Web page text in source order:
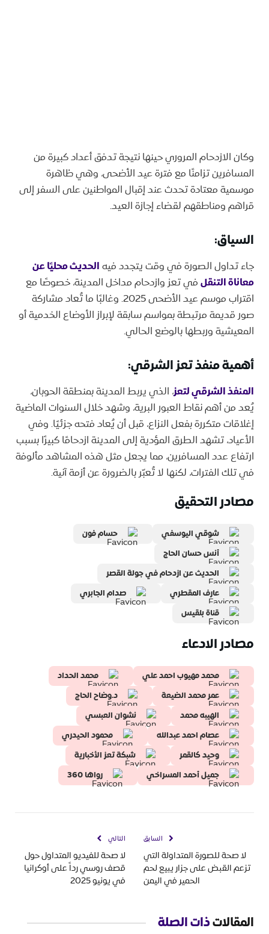
وكان الازدحام المروري حينها نتيجة تدفق أعداد كبيرة من
المسافرين تزامنًا مع فترة عيد الأضحى، وهي ظاهرة
موسمية معتادة تحدث عند إقبال المواطنين على السفر إلى
قراهم ومناطقهم لقضاء إجازة العيد.
السياق:
جاء تداول الصورة في وقت يتجدد فيهالحديث محليًا عن
معاناة التنقلفي تعز وازدحام مداخل المدينة، خصوصًا مع
اقتراب موسم عيد الأضحى 2025. وغالبًا ما تُعاد مشاركة
صور قديمة مرتبطة بمواسم سابقة لإبراز الأوضاع الخدمية أو
المعيشية وربطها بالوضع الحالي.
أهمية منفذ تعز الشرقي:
المنفذ الشرقي لتعز، الذي يربط المدينة بمنطقة الحوبان،
يُعد من أهم نقاط العبور البرية، وشهد خلال السنوات الماضية
إغلاقات متكررة بفعل النزاع، قبل أن يُعاد فتحه جزئيًا. وفي
الأعياد، تشهد الطرق المؤدية إلى المدينة ازدحامًا كبيرًا بسبب
ارتفاع عدد المسافرين، مما يجعل مثل هذه المشاهد مألوفة
في تلك الفترات، لكنها لا تُعبّر بالضرورة عن أزمة آنية.
مصادر التحقيق
شوقي اليوسفي
حسام فون
أنس حسان الحاج
الحديث عن ازدحام في جولة القصر
عارف المقطري
صدام الجابري
قناة بلقيس
مصادر الادعاء
محمد مهيوب احمد علي
محمد الحداد
عمر محمد الضيعة
د.وضاح الحاج
الهيبه محمد
نشوان العبسي
عصام احمد عبدالله
محمود الحيدري
وحيد كالقمر
شبكة تعز الأخبارية
جميل أحمد المسراخي
رواها 360
السابق
لا صحة للصورة المتداولة التي
تزعم القبض على جزار يبيع لحم
الحمير في اليمن
التالي
لا صحة للفيديو المتداول حول
قصف روسي رداً على أوكرانيا
في يونيو 2025
المقالاتذات الصلة